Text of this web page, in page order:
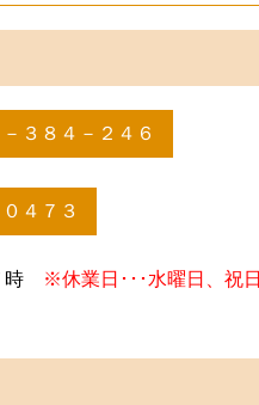
３８４－２４６
４７３
時 ※休業日･･･水曜日、祝日